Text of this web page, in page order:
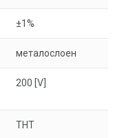
±1%
металослоен
200 [V]
THT